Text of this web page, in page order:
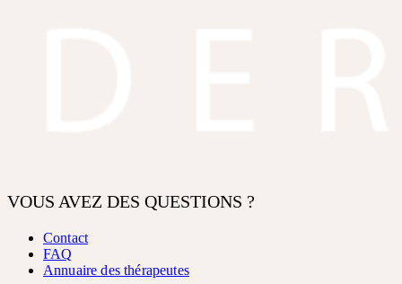
VOUS AVEZ DES QUESTIONS ?
Contact
FAQ
Annuaire des thérapeutes